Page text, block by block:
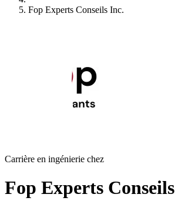
Fop Experts Conseils Inc.
Carrière en ingénierie chez
Fop Experts